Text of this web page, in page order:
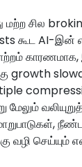
மற்ற சில
கூட AI-இன்
growth
வழி செய்யும்